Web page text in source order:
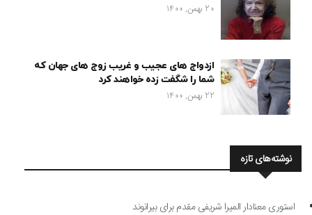
20 بهمن, 1400
ازدواج های عجیب و غریب زوج های جهان که
شما را شگفت زده خواهند کرد
22 بهمن, 1400
نوشته‌های تازه
استوری معنادار المیرا شریفی مقدم برای بیرانوند